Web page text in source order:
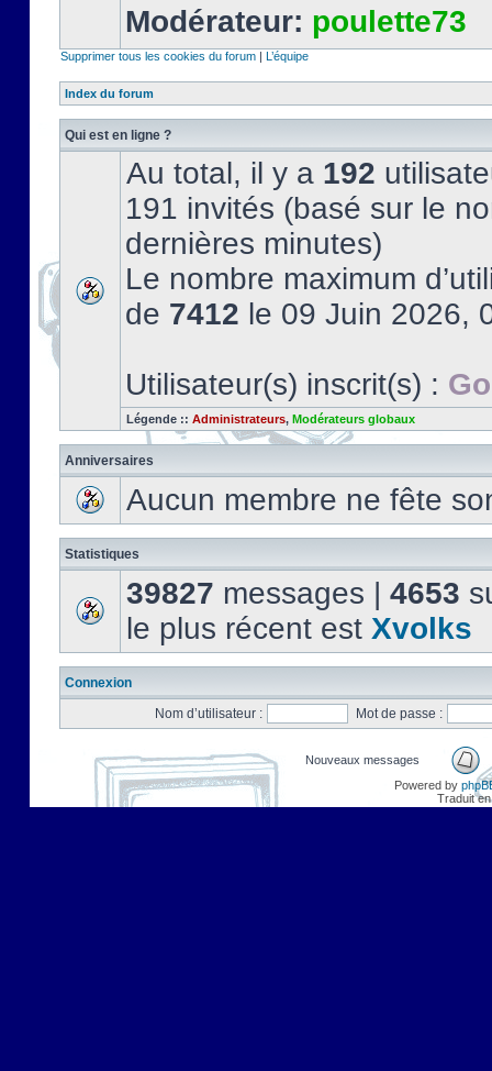
Modérateur: poulette73
Supprimer tous les cookies du forum | L’équipe
Index du forum
Qui est en ligne ?
Au total, il y a 192
191 invités (basé sur le
dernières minutes)
Le nombre maximum
de 7412 le 09 Juin 2026,
Utilisateur(s) inscrit(s) :
Légende :: Administrateurs, Modérateurs globaux
Anniversaires
Aucun membre ne fête
Statistiques
39827 messages | 4653
le plus récent est Xvolks
Connexion
Nom d’utilisateur :
Mot de passe :
Nouveaux messages
Powered by
Traduit